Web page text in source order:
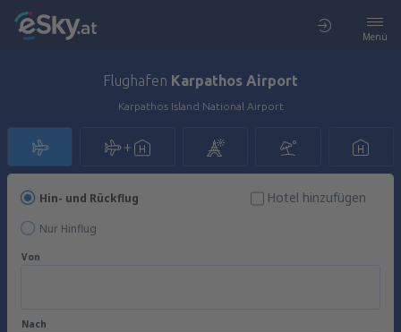
Menü
Flughafen Karpathos Airport
Karpathos Island National Airport
Hin- und Rückflug
Nur Hinflug
Hotel hinzufügen
Von
Nach